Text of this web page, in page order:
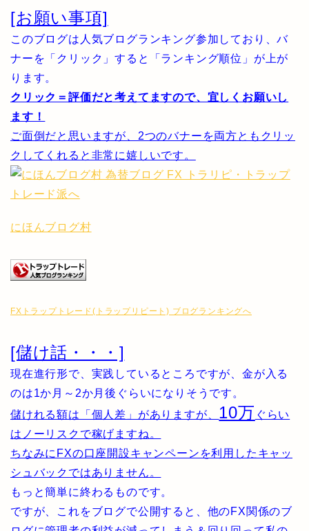
[お願い事項]
このブログは人気ブログランキング参加しており、バ
ナーを「クリック」すると「ランキング順位」が上が
ります。
クリック＝評価だと考えてますので、宜しくお願いし
ます！
ご面倒だと思いますが、2つのバナーを両方ともクリッ
クしてくれると非常に嬉しいです。
にほんブログ村
FXトラップトレード(トラップリピート) ブログランキングへ
[儲け話・・・]
現在進行形で、実践しているところですが、金が入る
のは1か月～2か月後ぐらいになりそうです。
儲けれる額は「個人差」がありますが、 10万 ぐらい
はノーリスクで稼げますね。
ちなみにFXの口座開設キャンペーンを利用したキャッ
シュバックではありません。
もっと簡単に終わるものです。
ですが、これをブログで公開すると、他のFX関係のブ